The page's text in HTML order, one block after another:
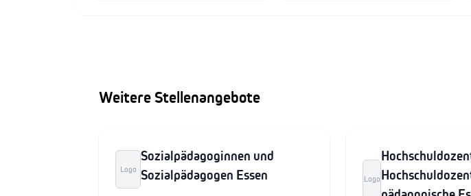
Weitere Stellenangebote
Logo
Sozialpädagoginnen und
Sozialpädagogen Essen
Logo